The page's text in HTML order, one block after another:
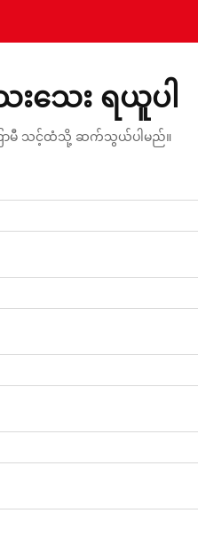
သေး ရယူပါ
မီ သင့်ထံသို့ ဆက်သွယ်ပါမည်။